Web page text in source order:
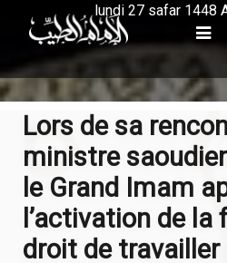
lundi 27 safar 1448
Lors de sa
ministre
le Grand Imam
l’activation de la
droit de travailler